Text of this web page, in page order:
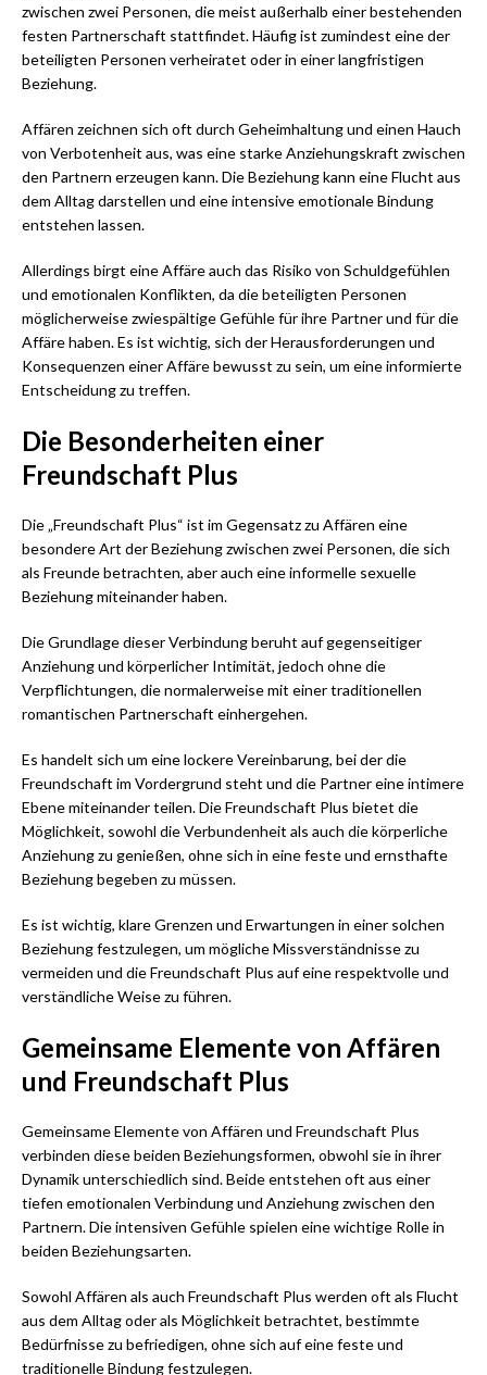
zwischen zwei Personen, die meist außerhalb einer bestehenden
festen Partnerschaft stattfindet. Häufig ist zumindest eine der
beteiligten Personen verheiratet oder in einer langfristigen
Beziehung.
Affären zeichnen sich oft durch Geheimhaltung und einen Hauch
von Verbotenheit aus, was eine starke Anziehungskraft zwischen
den Partnern erzeugen kann. Die Beziehung kann eine Flucht aus
dem Alltag darstellen und eine intensive emotionale Bindung
entstehen lassen.
Allerdings birgt eine Affäre auch das Risiko von Schuldgefühlen
und emotionalen Konflikten, da die beteiligten Personen
möglicherweise zwiespältige Gefühle für ihre Partner und für die
Affäre haben. Es ist wichtig, sich der Herausforderungen und
Konsequenzen einer Affäre bewusst zu sein, um eine informierte
Entscheidung zu treffen.
Die Besonderheiten einer
Freundschaft Plus
Die „Freundschaft Plus“ ist im Gegensatz zu Affären eine
besondere Art der Beziehung zwischen zwei Personen, die sich
als Freunde betrachten, aber auch eine informelle sexuelle
Beziehung miteinander haben.
Die Grundlage dieser Verbindung beruht auf gegenseitiger
Anziehung und körperlicher Intimität, jedoch ohne die
Verpflichtungen, die normalerweise mit einer traditionellen
romantischen Partnerschaft einhergehen.
Es handelt sich um eine lockere Vereinbarung, bei der die
Freundschaft im Vordergrund steht und die Partner eine intimere
Ebene miteinander teilen. Die Freundschaft Plus bietet die
Möglichkeit, sowohl die Verbundenheit als auch die körperliche
Anziehung zu genießen, ohne sich in eine feste und ernsthafte
Beziehung begeben zu müssen.
Es ist wichtig, klare Grenzen und Erwartungen in einer solchen
Beziehung festzulegen, um mögliche Missverständnisse zu
vermeiden und die Freundschaft Plus auf eine respektvolle und
verständliche Weise zu führen.
Gemeinsame Elemente von Affären
und Freundschaft Plus
Gemeinsame Elemente von Affären und Freundschaft Plus
verbinden diese beiden Beziehungsformen, obwohl sie in ihrer
Dynamik unterschiedlich sind. Beide entstehen oft aus einer
tiefen emotionalen Verbindung und Anziehung zwischen den
Partnern. Die intensiven Gefühle spielen eine wichtige Rolle in
beiden Beziehungsarten.
Sowohl Affären als auch Freundschaft Plus werden oft als Flucht
aus dem Alltag oder als Möglichkeit betrachtet, bestimmte
Bedürfnisse zu befriedigen, ohne sich auf eine feste und
traditionelle Bindung festzulegen.